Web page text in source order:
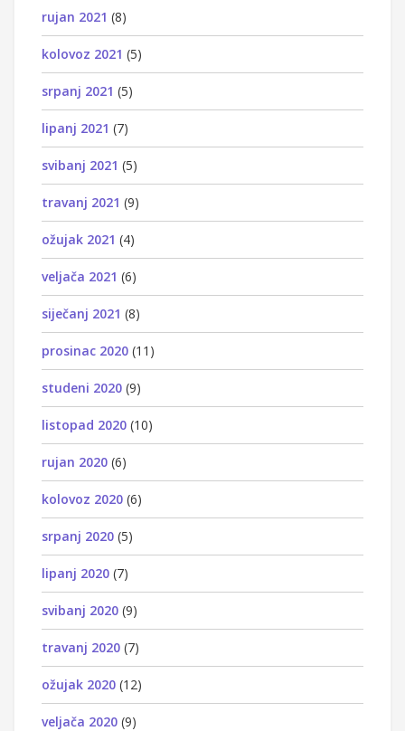
rujan 2021 (8)
kolovoz 2021 (5)
srpanj 2021 (5)
lipanj 2021 (7)
svibanj 2021 (5)
travanj 2021 (9)
ožujak 2021 (4)
veljača 2021 (6)
siječanj 2021 (8)
prosinac 2020 (11)
studeni 2020 (9)
listopad 2020 (10)
rujan 2020 (6)
kolovoz 2020 (6)
srpanj 2020 (5)
lipanj 2020 (7)
svibanj 2020 (9)
travanj 2020 (7)
ožujak 2020 (12)
veljača 2020 (9)